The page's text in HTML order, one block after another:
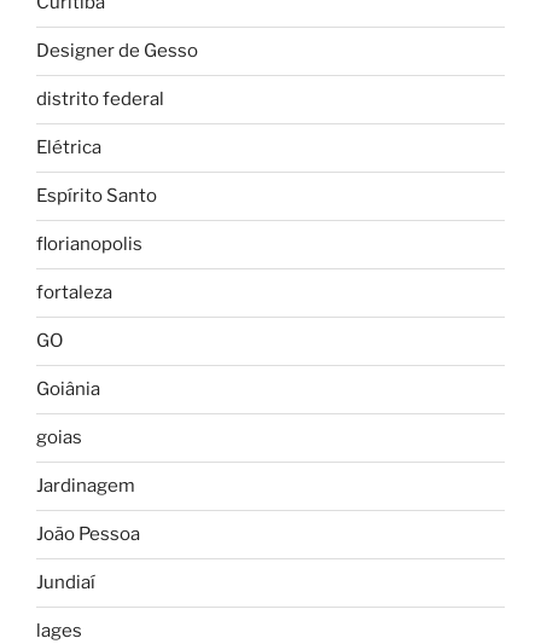
Designer de Gesso
distrito federal
Elétrica
Espírito Santo
florianopolis
fortaleza
GO
Goiânia
goias
Jardinagem
João Pessoa
Jundiaí
lages